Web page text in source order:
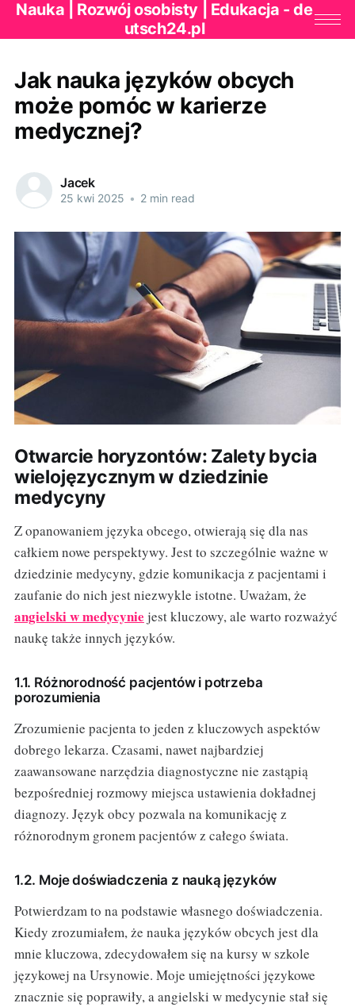
Nauka | Rozwój osobisty | Edukacja - de
utsch24.pl
Jak nauka języków obcych
może pomóc w karierze
medycznej?
Jacek
25 kwi 2025 • 2 min read
Otwarcie horyzontów: Zalety bycia
wielojęzycznym w dziedzinie
medycyny
Z opanowaniem języka obcego, otwierają się dla nas
całkiem nowe perspektywy. Jest to szczególnie ważne w
dziedzinie medycyny, gdzie komunikacja z pacjentami i
zaufanie do nich jest niezwykle istotne. Uważam, że
angielski w medycynie jest kluczowy, ale warto rozważyć
naukę także innych języków.
1.1. Różnorodność pacjentów i potrzeba
porozumienia
Zrozumienie pacjenta to jeden z kluczowych aspektów
dobrego lekarza. Czasami, nawet najbardziej
zaawansowane narzędzia diagnostyczne nie zastąpią
bezpośredniej rozmowy miejsca ustawienia dokładnej
diagnozy. Język obcy pozwala na komunikację z
różnorodnym gronem pacjentów z całego świata.
1.2. Moje doświadczenia z nauką języków
Potwierdzam to na podstawie własnego doświadczenia.
Kiedy zrozumiałem, że nauka języków obcych jest dla
mnie kluczowa, zdecydowałem się na kursy w szkole
językowej na Ursynowie. Moje umiejętności językowe
znacznie się poprawiły, a angielski w medycynie stał się